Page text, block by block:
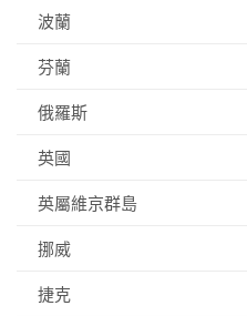
波蘭
芬蘭
俄羅斯
英國
英屬維京群島
挪威
捷克